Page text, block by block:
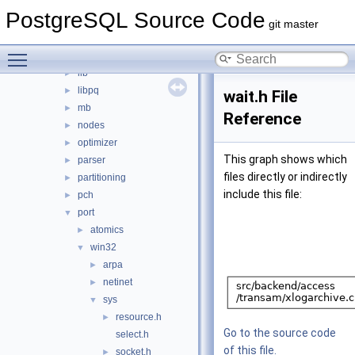
PostgreSQL Source Code git master
► fe_utils
► lib
► libpq
► mb
► nodes
► optimizer
► parser
► partitioning
► pch
▼ port
► atomics
▼ win32
► arpa
► netinet
▼ sys
►
resource.h
select.h
► socket.h
wait.h File
Reference
This graph shows which
files directly or indirectly
include this file:
Go to the source code
of this file.